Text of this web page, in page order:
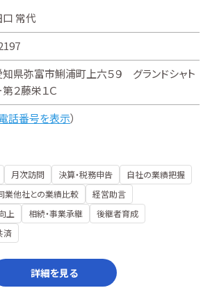
口 常代
知県弥富市鯏浦町上六５９ グランドシャト
２藤栄１Ｃ
話番号を表示）
月次訪問 決算・税務申告
自社の業績把握
業他社との業績比較
経営助言
上
相続・事業承継
後継者育成
済
詳細を見る